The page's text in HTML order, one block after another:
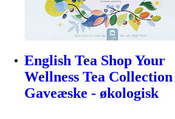
English Tea Shop Your
Wellness Tea Collection
Gaveæske - økologisk